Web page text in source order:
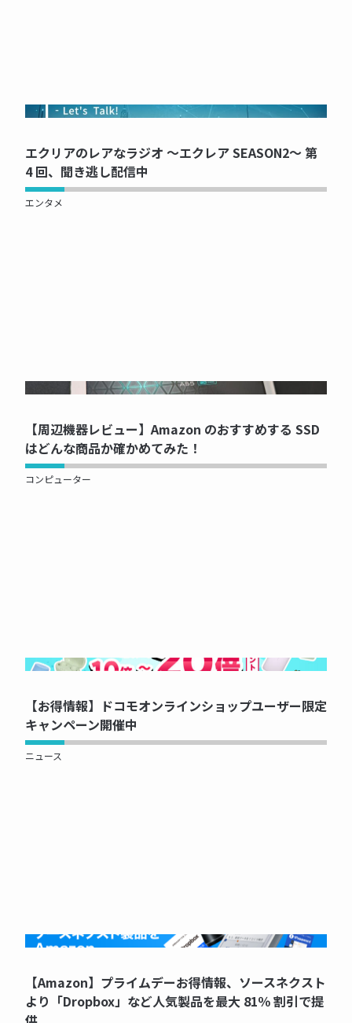
NOW PRINTING...
エクリアのレアなラジオ ～エクレア SEASON2～ 第
4 回、聞き逃し配信中
エンタメ
NOW PRINTING...
【周辺機器レビュー】Amazon のおすすめする SSD
はどんな商品か確かめてみた！
コンピューター
NOW PRINTING...
【お得情報】ドコモオンラインショップユーザー限定
キャンペーン開催中
ニュース
NOW PRINTING...
【Amazon】プライムデーお得情報、ソースネクスト
より「Dropbox」など人気製品を最大 81％ 割引で提